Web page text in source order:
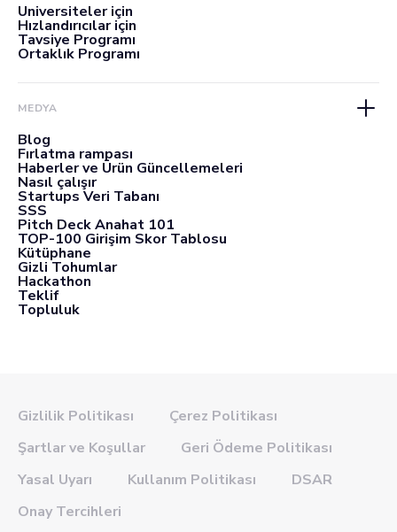
Üniversiteler için
Hızlandırıcılar için
Tavsiye Programı
Ortaklık Programı
MEDYA
Blog
Fırlatma rampası
Haberler ve Ürün Güncellemeleri
Nasıl çalışır
Startups Veri Tabanı
SSS
Pitch Deck Anahat 101
TOP-100 Girişim Skor Tablosu
Kütüphane
Gizli Tohumlar
Hackathon
Teklif
Topluluk
Gizlilik Politikası
Çerez Politikası
Şartlar ve Koşullar
Geri Ödeme Politikası
Yasal Uyarı
Kullanım Politikası
DSAR
Onay Tercihleri